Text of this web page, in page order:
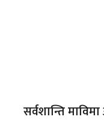
सर्वशान्ति